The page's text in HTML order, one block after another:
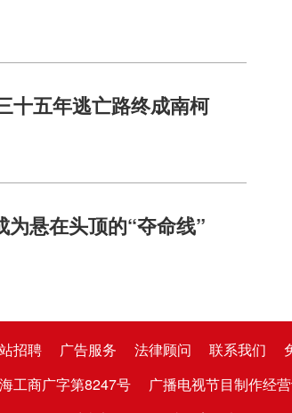
十五年逃亡路终成南柯
悬在头顶的“夺命线”
招聘 广告服务 法律顾问 联系我们
工商广字第8247号
广播电视节目制作经